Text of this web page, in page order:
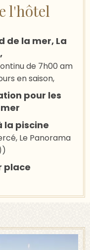
l'hôtel
de la mer, La
de 7h00 am
en saison,
pour les
la piscine
Le Panorama
place